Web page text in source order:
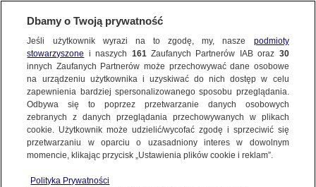
48 min
Wenezuela według Szejny
3.01.2026
1 godz
Posprzątane do czarnego
albo reporterzy kontra zima
Dbamy o Twoją prywatność
Jeśli użytkownik wyrazi na to zgodę, my, nasze podmioty
stowarzyszone i naszych 161Zaufanych Partnerów IAB oraz 30
innych Zaufanych Partnerów może przechowywać dane osobowe
na urządzeniu użytkownika i uzyskiwać do nich dostęp w celu
zapewnienia bardziej spersonalizowanego sposobu przeglądania.
Odbywa się to poprzez przetwarzanie danych osobowych
zebranych z danych przeglądania przechowywanych w plikach
cookie. Użytkownik może udzielić/wycofać zgodę i sprzeciwić się
przetwarzaniu w oparciu o uzasadniony interes w dowolnym
momencie, klikając przycisk „Ustawienia plików cookie i reklam”.
Polityka Prywatności